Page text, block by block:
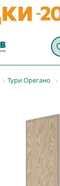
Тури Орегано